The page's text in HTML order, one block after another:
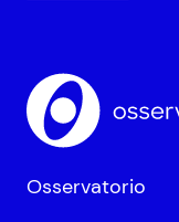
Osservatorio